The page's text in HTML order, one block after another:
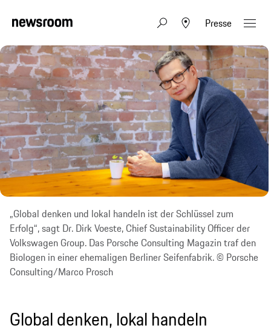
Presse
„Global denken und lokal handeln ist der Schlüssel zum
Erfolg“, sagt Dr. Dirk Voeste, Chief Sustainability Officer der
Volkswagen Group. Das Porsche Consulting Magazin traf den
Biologen in einer ehemaligen Berliner Seifenfabrik. © Porsche
Consulting/Marco Prosch
Global denken, lokal handeln